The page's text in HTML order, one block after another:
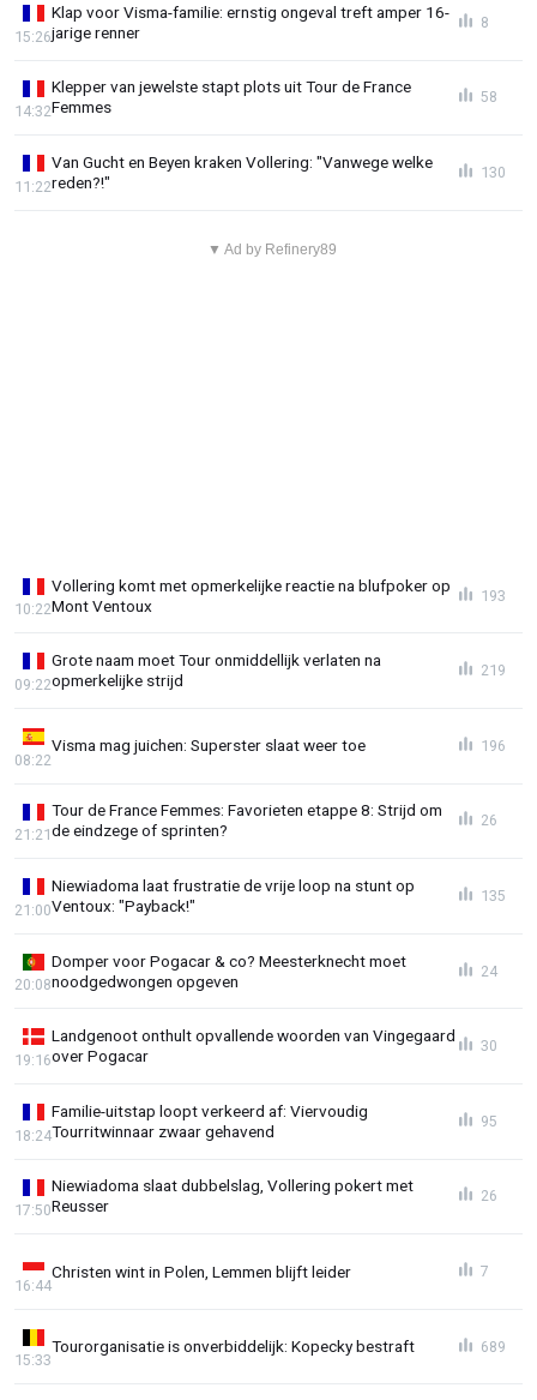
Klap voor Visma-familie: ernstig ongeval treft amper 16-
jarige renner
15:26
8
Klepper van jewelste stapt plots uit Tour de France
Femmes
14:32
58
Van Gucht en Beyen kraken Vollering: "Vanwege welke
reden?!"
11:22
130
▼ Ad by Refinery89
Vollering komt met opmerkelijke reactie na blufpoker op
Mont Ventoux
10:22
193
Grote naam moet Tour onmiddellijk verlaten na
opmerkelijke strijd
09:22
219
Visma mag juichen: Superster slaat weer toe
08:22
196
Tour de France Femmes: Favorieten etappe 8: Strijd om
de eindzege of sprinten?
21:21
26
Niewiadoma laat frustratie de vrije loop na stunt op
Ventoux: "Payback!"
21:00
135
Domper voor Pogacar & co? Meesterknecht moet
noodgedwongen opgeven
20:08
24
Landgenoot onthult opvallende woorden van Vingegaard
over Pogacar
19:16
30
Familie-uitstap loopt verkeerd af: Viervoudig
Tourritwinnaar zwaar gehavend
18:24
95
Niewiadoma slaat dubbelslag, Vollering pokert met
Reusser
17:50
26
Christen wint in Polen, Lemmen blijft leider
16:44
7
Tourorganisatie is onverbiddelijk: Kopecky bestraft
15:33
689